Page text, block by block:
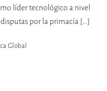
líder tecnológico a nivel
por la primacía […]
Global